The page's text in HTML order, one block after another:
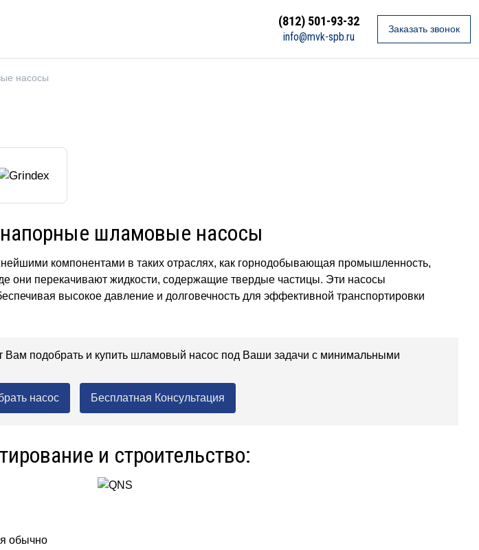
(812) 501-93-32
info@mvk-spb.ru
Заказать звонок
насосы
шламовые насосы
компонентами в таких отраслях, как горнодобывающая промышленность,
они перекачивают жидкости, содержащие твердые частицы. Эти насосы
высокое давление и долговечность для эффективной транспортировки
Вам подобрать и купить шламовый насос под Ваши задачи с минимальными
насос Бесплатная Консультация
и строительство:
обычно